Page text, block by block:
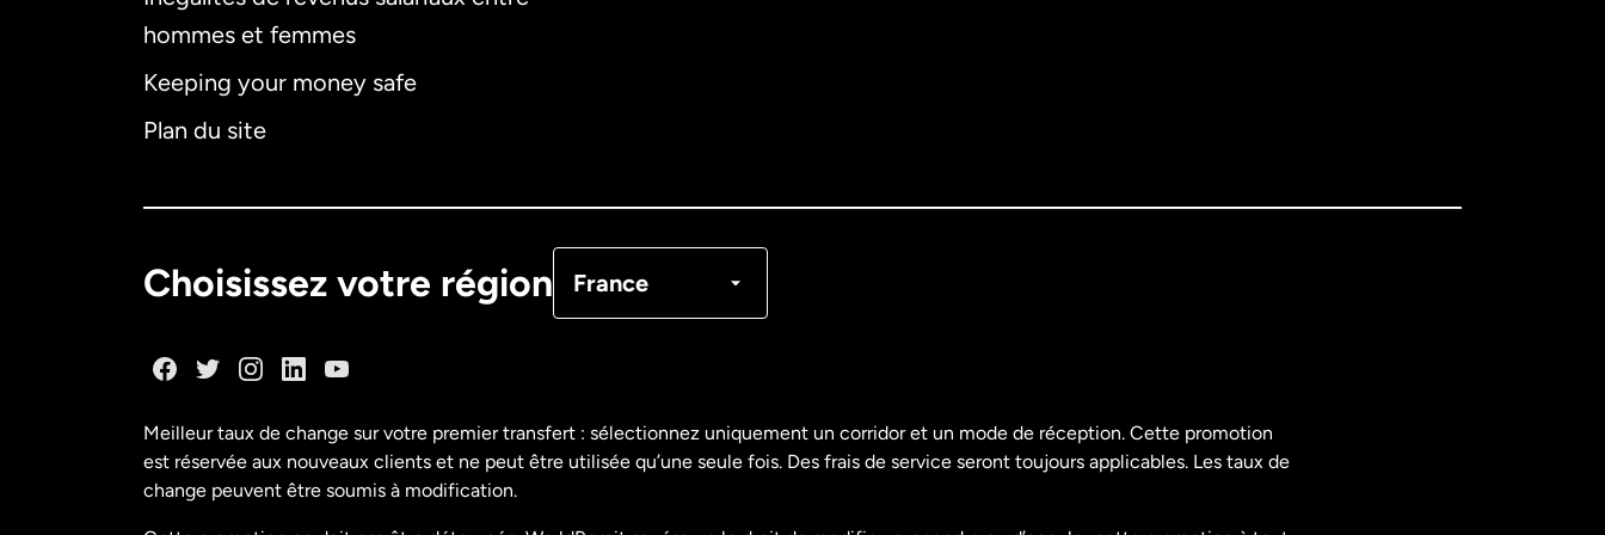
hommes et femmes
Keeping your money safe
Plan du site
Choisissez votre région France
États-Unis
Meilleur taux de change sur votre premier transfert : sélectionnez uniquement un corridor et un mode de réception. Cette promotion
est réservée aux nouveaux clients et ne peut être utilisée qu’une seule fois. Des frais de service seront toujours applicables. Les taux de
change peuvent être soumis à modification.